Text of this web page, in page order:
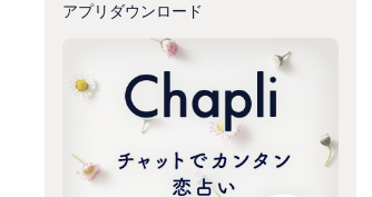
アプリダウンロード